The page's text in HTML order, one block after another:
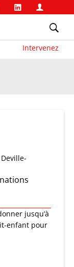
Intervenez
jusqu’à
enfant pour